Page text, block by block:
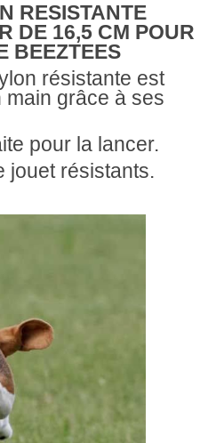
RESISTANTE
DE 16,5 CM POUR
BEEZTEES
résistante est
grâce à ses
pour la lancer.
jouet résistants.